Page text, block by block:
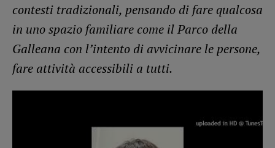
contesti tradizionali, pensando di fare qualcosa
in uno spazio familiare come il Parco della
Galleana con l’intento di avvicinare le persone,
fare attività accessibili a tutti.